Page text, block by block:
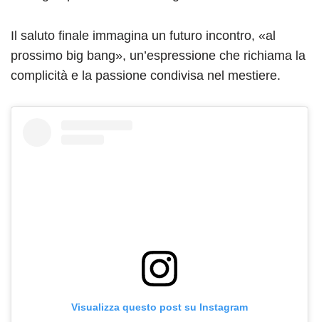
Il saluto finale immagina un futuro incontro, «al
prossimo big bang», un’espressione che richiama la
complicità e la passione condivisa nel mestiere.
Visualizza questo post su Instagram